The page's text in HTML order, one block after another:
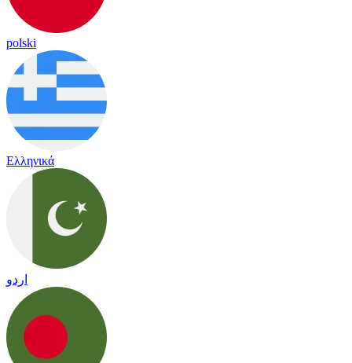
polski
Ελληνικά
اردو